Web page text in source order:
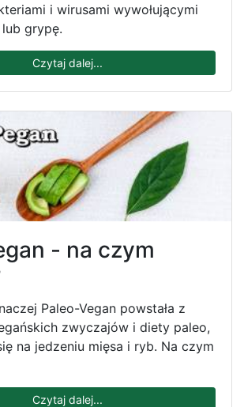
i wirusami wywołującymi
grypę.
Czytaj dalej...
- na czym
Paleo-Vegan powstała z
zwyczajów i diety paleo,
na jedzeniu mięsa i ryb. Na czym
Czytaj dalej...